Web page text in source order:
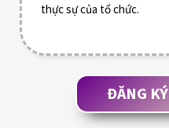
thực sự của tổ chức.
ĐĂNG